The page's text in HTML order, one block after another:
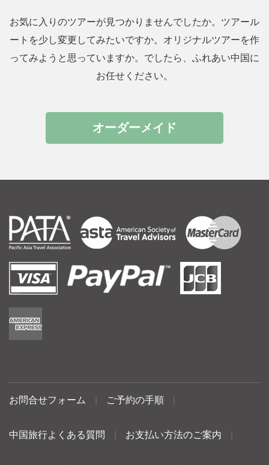
お気に入りのツアーが見つかりませんでしたか。ツアール
ートを少し変更してみたいですか。オリジナルツアーを作
ってみようと思っていますか。でしたら、ふれあい中国に
お任せください。
オーダーメイド
お問合せフォーム ご予約の手順
中国旅行よくある質問 お支払い方法のご案内